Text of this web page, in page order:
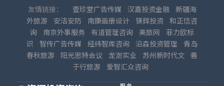
友情链接： 壹珍堂广告传媒 汉嘉投资金融
新疆海
外旅游
安洁安防 南康画册设计 镁辉投资 和正信咨
询
南京外事服务 有道管理咨询 美旅网
菲力欧标
识
智传广告传媒 经纬智库咨询 沿森投资管理
青岛
春秋旅游
阳光思特会议 龙澍实业 苏州新时代文 善
于行旅游
爱智汇众咨询